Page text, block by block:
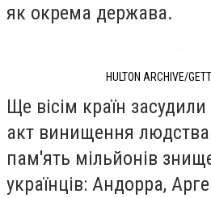
як окрема держава.
HULTON ARCHIVE/
Ще вісім країн
акт винищення
пам'ять мільйонів
українців: Андорра,